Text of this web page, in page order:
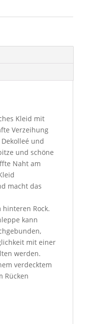
Kleid mit
Verzeihung
und
und schöne
Naht am
macht das
hinteren Rock.
kann
mit einer
werden.
verdecktem
Rücken